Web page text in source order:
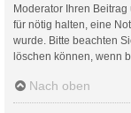
Moderator Ihren
für nötig halten, eine
wurde. Bitte beachten
löschen können, wenn
Nach oben